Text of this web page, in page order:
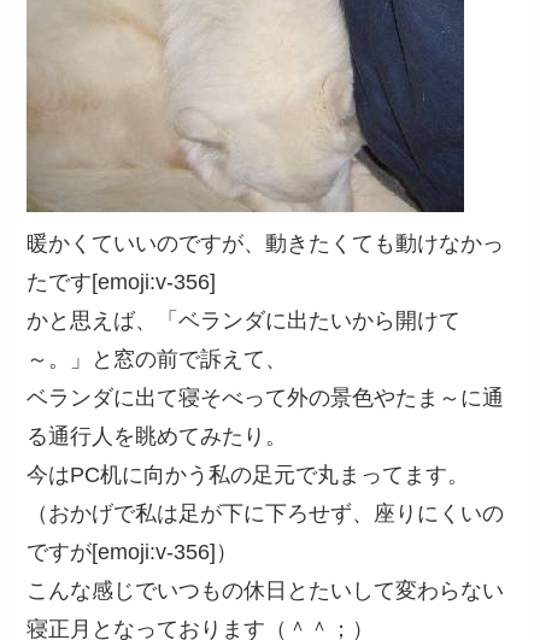
暖かくていいのですが、動きたくても動けなかっ
たです[emoji:v-356]
かと思えば、「ベランダに出たいから開けて
～。」と窓の前で訴えて、
ベランダに出て寝そべって外の景色やたま～に通
る通行人を眺めてみたり。
今はPC机に向かう私の足元で丸まってます。
（おかげで私は足が下に下ろせず、座りにくいの
ですが[emoji:v-356]）
こんな感じでいつもの休日とたいして変わらない
寝正月となっております（＾＾；）